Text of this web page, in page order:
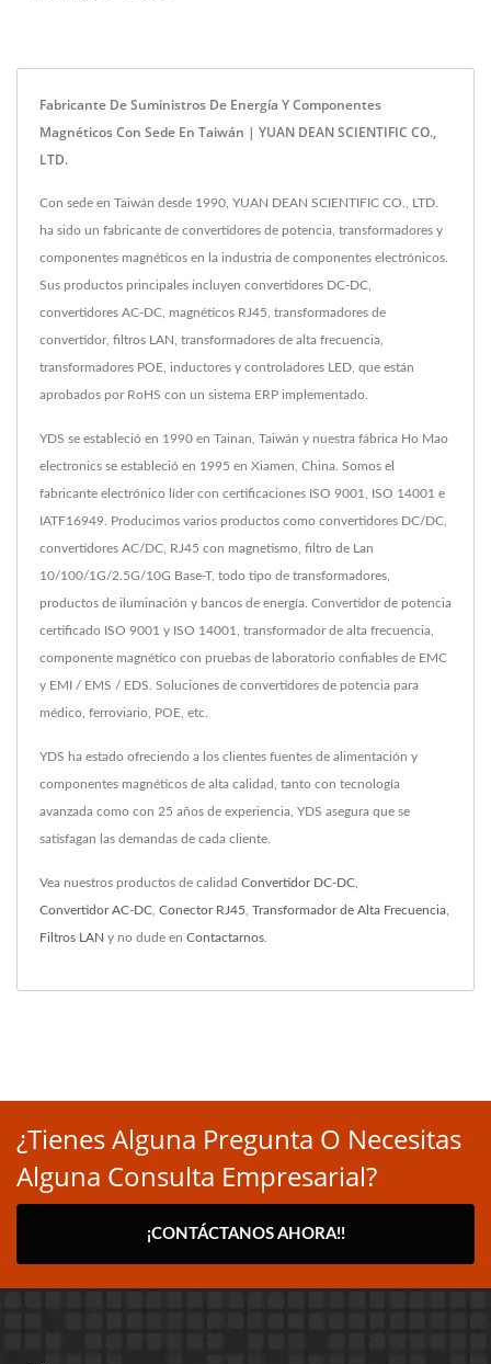
Fabricante De Suministros De Energía Y Componentes
Magnéticos Con Sede En Taiwán | YUAN DEAN SCIENTIFIC CO.,
LTD.
Con sede en Taiwán desde 1990, YUAN DEAN SCIENTIFIC CO., LTD.
ha sido un fabricante de convertidores de potencia, transformadores y
componentes magnéticos en la industria de componentes electrónicos.
Sus productos principales incluyen convertidores DC-DC,
convertidores AC-DC, magnéticos RJ45, transformadores de
convertidor, filtros LAN, transformadores de alta frecuencia,
transformadores POE, inductores y controladores LED, que están
aprobados por RoHS con un sistema ERP implementado.
YDS se estableció en 1990 en Tainan, Taiwán y nuestra fábrica Ho Mao
electronics se estableció en 1995 en Xiamen, China. Somos el
fabricante electrónico líder con certificaciones ISO 9001, ISO 14001 e
IATF16949. Producimos varios productos como convertidores DC/DC,
convertidores AC/DC, RJ45 con magnetismo, filtro de Lan
10/100/1G/2.5G/10G Base-T, todo tipo de transformadores,
productos de iluminación y bancos de energía. Convertidor de potencia
certificado ISO 9001 y ISO 14001, transformador de alta frecuencia,
componente magnético con pruebas de laboratorio confiables de EMC
y EMI / EMS / EDS. Soluciones de convertidores de potencia para
médico, ferroviario, POE, etc.
YDS ha estado ofreciendo a los clientes fuentes de alimentación y
componentes magnéticos de alta calidad, tanto con tecnología
avanzada como con 25 años de experiencia, YDS asegura que se
satisfagan las demandas de cada cliente.
Vea nuestros productos de calidad Convertidor DC-DC
Convertidor AC-DC Conector RJ45 Transformador de Alta Frecuencia
Filtros LAN y no dude en Contactarnos
¿Tienes Alguna Pregunta O Necesitas
Alguna Consulta Empresarial?
¡CONTÁCTANOS AHORA!!